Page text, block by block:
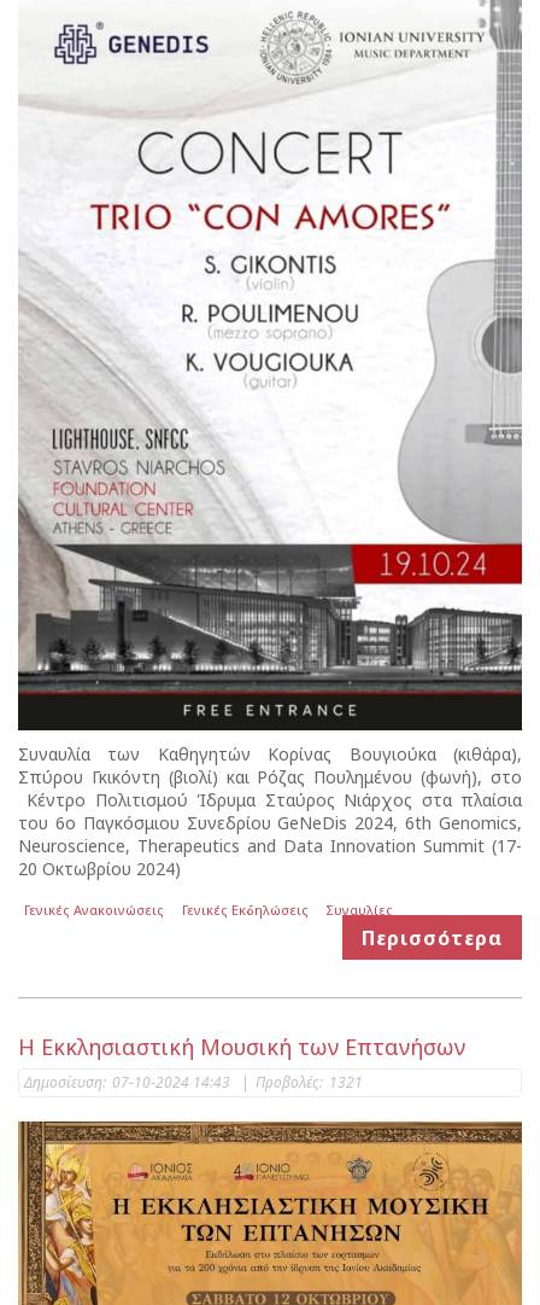
Συναυλία των Καθηγητών Κορίνας Βουγιούκα (κιθάρα),
Σπύρου Γκικόντη (βιολί) και Ρόζας Πουλημένου (φωνή), στο
Κέντρο Πολιτισμού Ίδρυμα Σταύρος Νιάρχος στα πλαίσια
του 6ο Παγκόσμιου Συνεδρίου GeNeDis 2024, 6th Genomics,
Neuroscience, Therapeutics and Data Innovation Summit (17-
20 Οκτωβρίου 2024)
Γενικές Ανακοινώσεις Γενικές Εκδηλώσεις Συναυλίες
Περισσότερα
Η Εκκλησιαστική Μουσική των Επτανήσων
Δημοσίευση: 07-10-2024 14:43 | Προβολές: 1321